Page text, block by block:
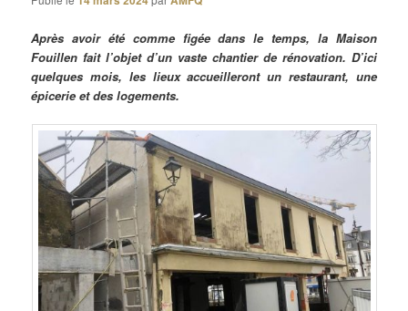
Après avoir été comme figée dans le temps, la Maison
Fouillen fait l’objet d’un vaste chantier de rénovation. D’ici
quelques mois, les lieux accueilleront un restaurant, une
épicerie et des logements.